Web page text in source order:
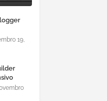
19,